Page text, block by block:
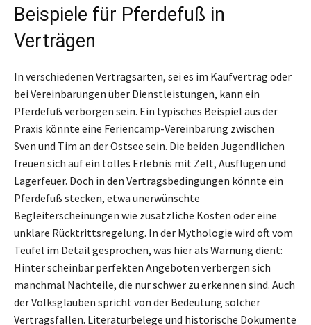
Beispiele für Pferdefuß in
Verträgen
In verschiedenen Vertragsarten, sei es im Kaufvertrag oder
bei Vereinbarungen über Dienstleistungen, kann ein
Pferdefuß verborgen sein. Ein typisches Beispiel aus der
Praxis könnte eine Feriencamp-Vereinbarung zwischen
Sven und Tim an der Ostsee sein. Die beiden Jugendlichen
freuen sich auf ein tolles Erlebnis mit Zelt, Ausflügen und
Lagerfeuer. Doch in den Vertragsbedingungen könnte ein
Pferdefuß stecken, etwa unerwünschte
Begleiterscheinungen wie zusätzliche Kosten oder eine
unklare Rücktrittsregelung. In der Mythologie wird oft vom
Teufel im Detail gesprochen, was hier als Warnung dient:
Hinter scheinbar perfekten Angeboten verbergen sich
manchmal Nachteile, die nur schwer zu erkennen sind. Auch
der Volksglauben spricht von der Bedeutung solcher
Vertragsfallen. Literaturbelege und historische Dokumente